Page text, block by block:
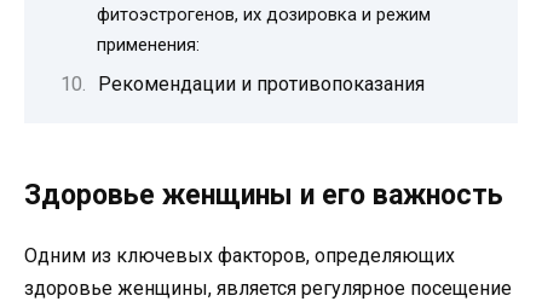
фитоэстрогенов, их дозировка и режим
применения:
Рекомендации и противопоказания
Здоровье женщины и его важность
Одним из ключевых факторов, определяющих
здоровье женщины, является регулярное посещение